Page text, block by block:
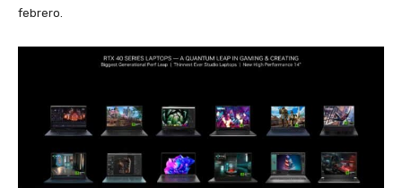
febrero.